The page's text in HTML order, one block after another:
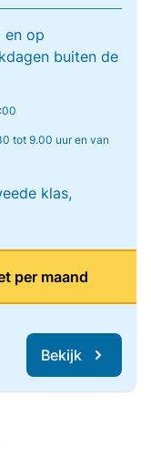
en op
buiten de
tot 9.00 uur en van
klas,
per maand
Bekijk